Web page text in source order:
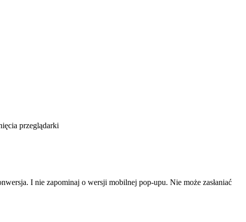
przeglądarki
I nie zapominaj o wersji mobilnej pop-upu. Nie może zasłaniać